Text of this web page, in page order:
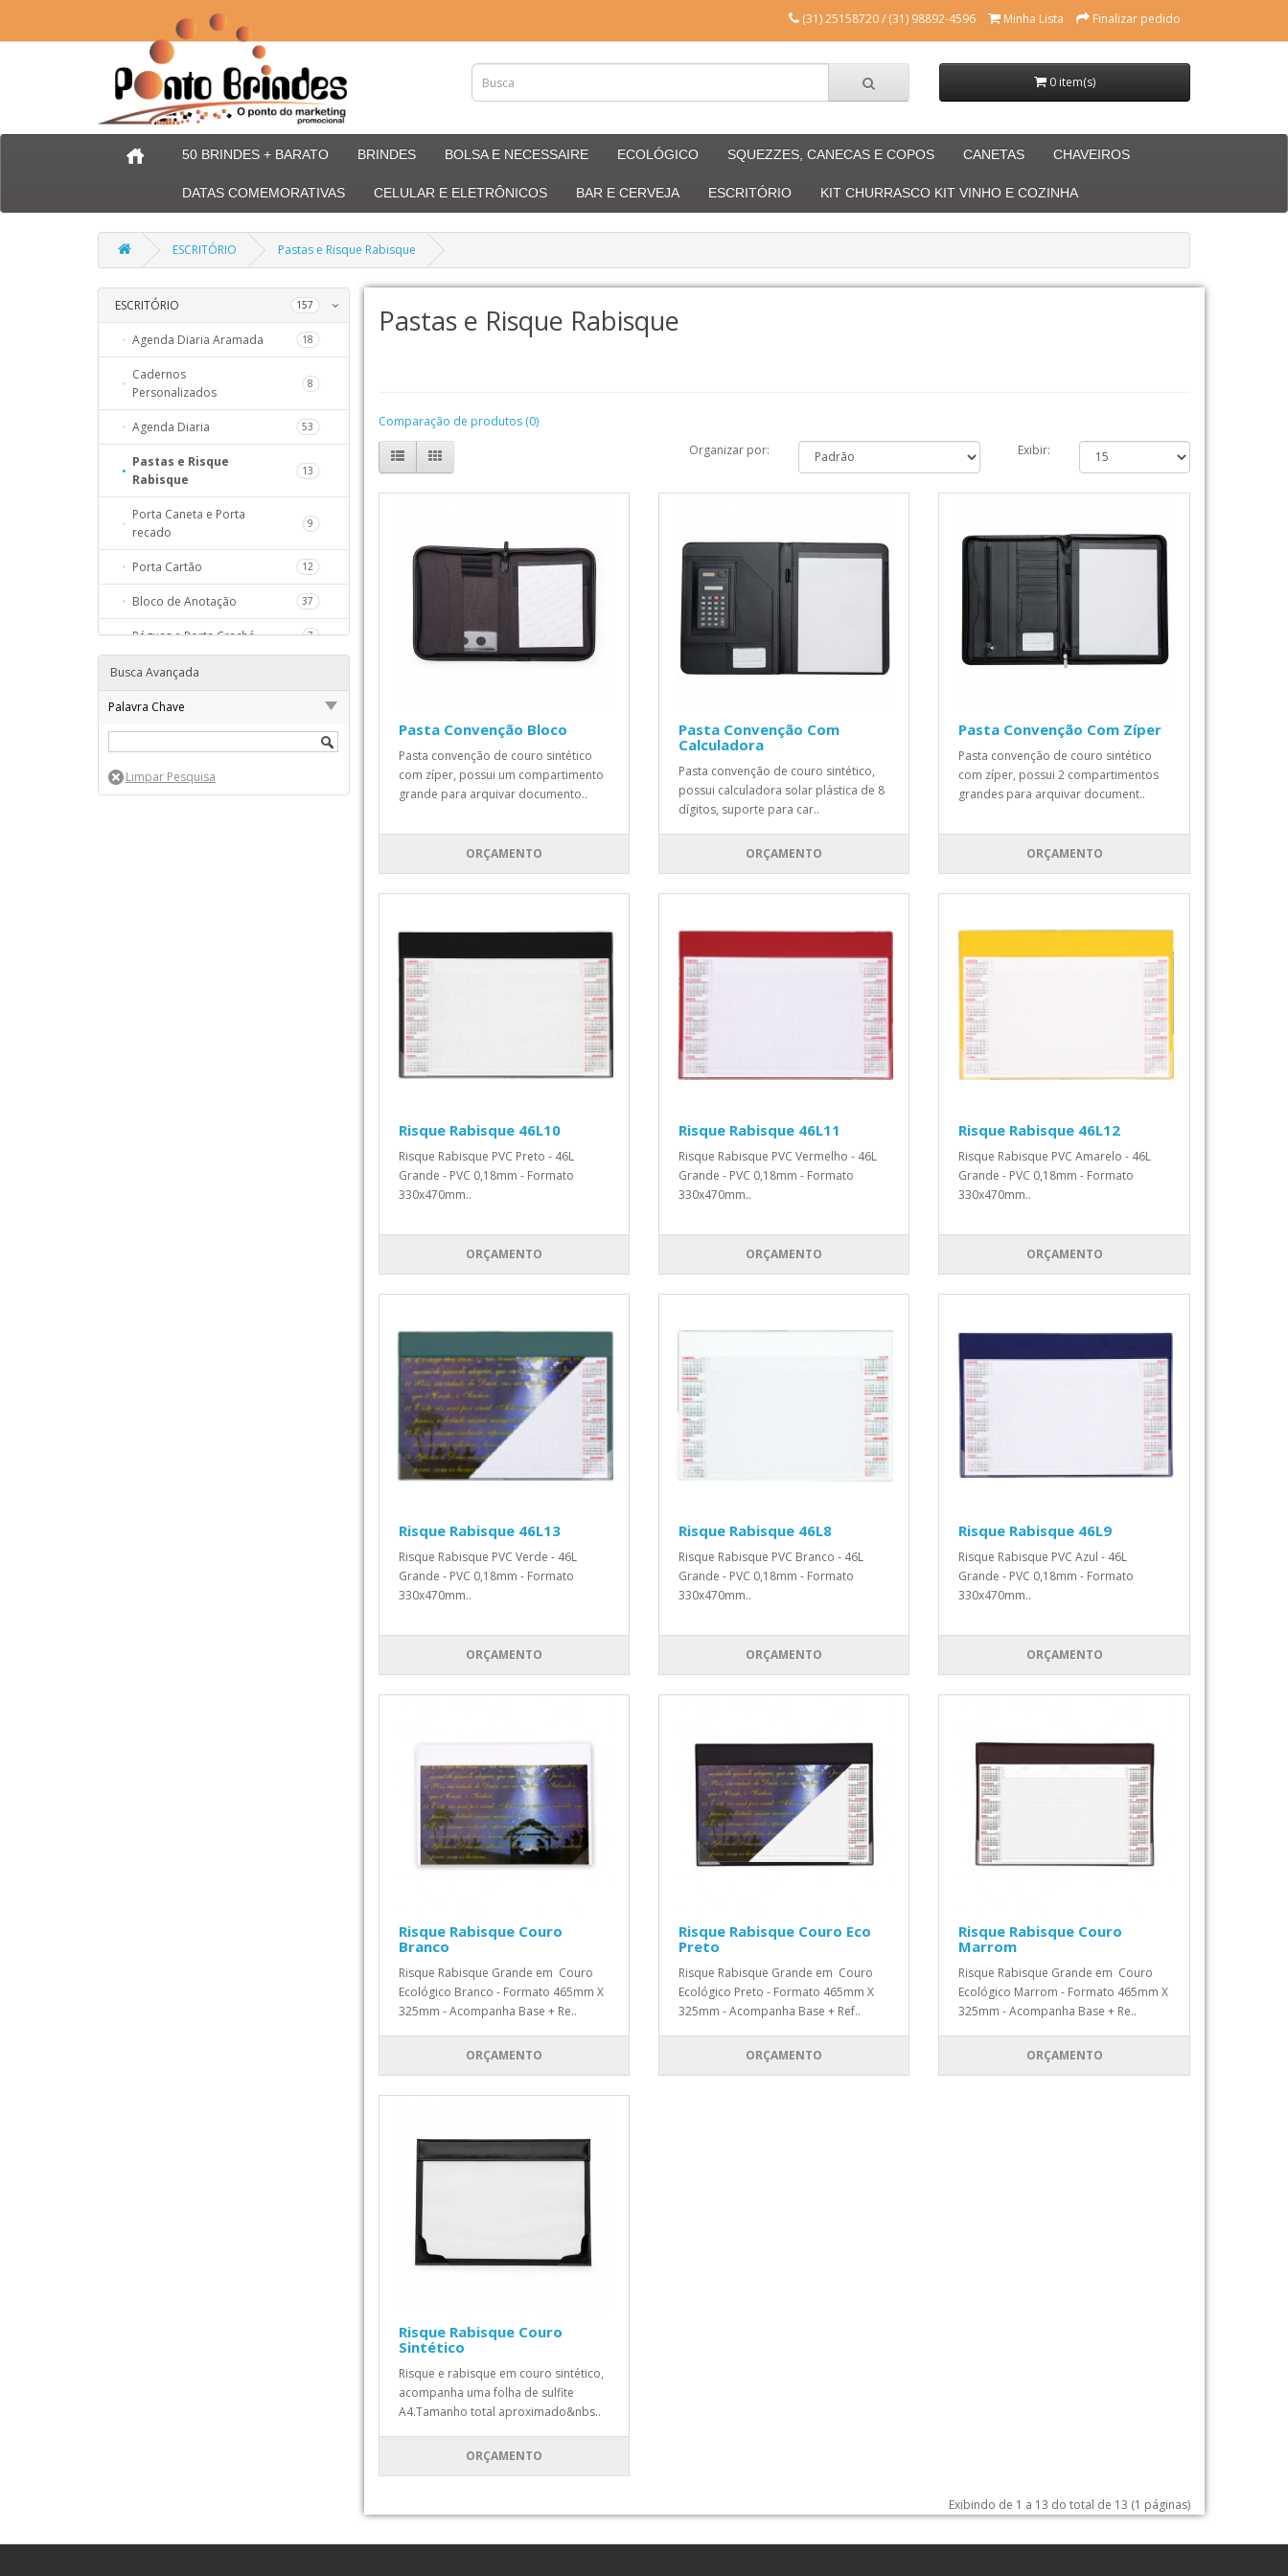
(31) 25158720 / (31) 98892-4596 Minha Lista Finalizar pedido
0 item(s)
50 BRINDES + BARATO BRINDES BOLSA E NECESSAIRE ECOLÓGICO SQUEZZES, CANECAS E COPOS CANETAS CHAVEIROS
DATAS COMEMORATIVAS CELULAR E ELETRÔNICOS BAR E CERVEJA ESCRITÓRIO KIT CHURRASCO KIT VINHO E COZINHA
ESCRITÓRIO Pastas e Risque Rabisque
ESCRITÓRIO 157
Agenda Diaria Aramada 18
Cadernos
Personalizados
8
Agenda Diaria 53
Pastas e Risque
Rabisque
13
Porta Caneta e Porta
recado
9
Porta Cartão 12
Bloco de Anotação 37
Réguas e Porta Crachá 7
Busca Avançada
Palavra Chave
Pastas e Risque Rabisque
Comparação de produtos (0)
Organizar por:
Exibir:
Pasta Convenção Bloco
Pasta convenção de couro sintético
com zíper, possui um compartimento
grande para arquivar documento..
ORÇAMENTO
Pasta Convenção Com
Calculadora
Pasta convenção de couro sintético,
possui calculadora solar plástica de 8
dígitos, suporte para car..
ORÇAMENTO
Pasta Convenção Com Zíper
Pasta convenção de couro sintético
com zíper, possui 2 compartimentos
grandes para arquivar document..
ORÇAMENTO
Risque Rabisque 46L10
Risque Rabisque PVC Preto - 46L
Grande - PVC 0,18mm - Formato
330x470mm..
ORÇAMENTO
Risque Rabisque 46L11
Risque Rabisque PVC Vermelho - 46L
Grande - PVC 0,18mm - Formato
330x470mm..
ORÇAMENTO
Risque Rabisque 46L12
Risque Rabisque PVC Amarelo - 46L
Grande - PVC 0,18mm - Formato
330x470mm..
ORÇAMENTO
Risque Rabisque 46L13
Risque Rabisque PVC Verde - 46L
Grande - PVC 0,18mm - Formato
330x470mm..
ORÇAMENTO
Risque Rabisque 46L8
Risque Rabisque PVC Branco - 46L
Grande - PVC 0,18mm - Formato
330x470mm..
ORÇAMENTO
Risque Rabisque 46L9
Risque Rabisque PVC Azul - 46L
Grande - PVC 0,18mm - Formato
330x470mm..
ORÇAMENTO
Risque Rabisque Couro
Branco
Risque Rabisque Grande em Couro
Ecológico Branco - Formato 465mm X
325mm - Acompanha Base + Re..
ORÇAMENTO
Risque Rabisque Couro Eco
Preto
Risque Rabisque Grande em Couro
Ecológico Preto - Formato 465mm X
325mm - Acompanha Base + Ref..
ORÇAMENTO
Risque Rabisque Couro
Marrom
Risque Rabisque Grande em Couro
Ecológico Marrom - Formato 465mm X
325mm - Acompanha Base + Re..
ORÇAMENTO
Risque Rabisque Couro
Sintético
Risque e rabisque em couro sintético,
acompanha uma folha de sulfite
A4.Tamanho total aproximado&nbs..
ORÇAMENTO
Exibindo de 1 a 13 do total de 13 (1 páginas)